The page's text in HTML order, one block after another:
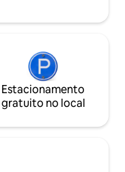
Estacionamento
gratuito no local